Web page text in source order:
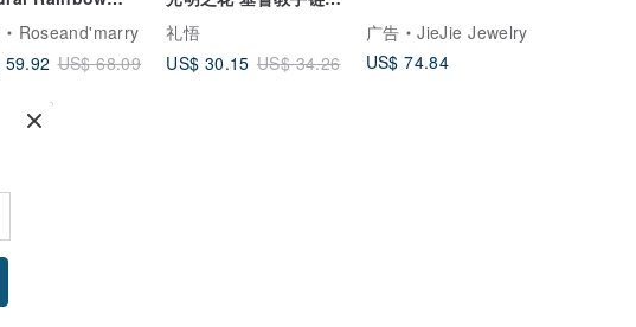
Silver925
Gold Plated.
Roseand'marry
59.92 US$ 68.09
字架礼物圣经B23
礼悟
US$ 30.15 US$ 34.26
广告
JieJie Jewelry
US$ 74.84